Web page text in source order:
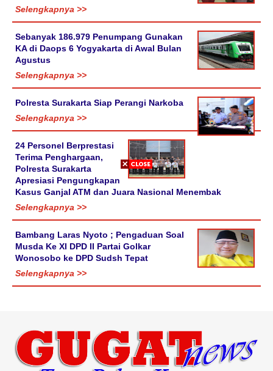
Selengkapnya >>
Sebanyak 186.979 Penumpang Gunakan
KA di Daops 6 Yogyakarta di Awal Bulan
Agustus
Selengkapnya >>
Polresta Surakarta Siap Perangi Narkoba
Selengkapnya >>
24 Personel Berprestasi
Terima Penghargaan,
Polresta Surakarta
Apresiasi Pengungkapan
Kasus Ganjal ATM dan Juara Nasional Menembak
Selengkapnya >>
Bambang Laras Nyoto ; Pengaduan Soal
Musda Ke XI DPD II Partai Golkar
Wonosobo ke DPD Sudsh Tepat
Selengkapnya >>